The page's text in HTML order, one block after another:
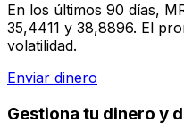
En los últimos 90 días,
35,4411 y 38,8896. El
volatilidad.
Enviar dinero
Gestiona tu dinero y